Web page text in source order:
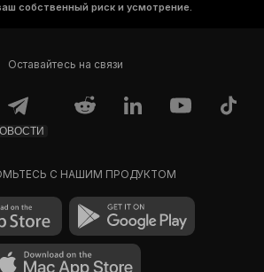
собственный риск и усмотрение.
Оставайтесь на связи
С НАШИМ ПРОДУКТОМ